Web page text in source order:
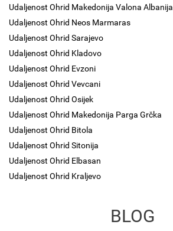
Udaljenost Ohrid Makedonija Valona Albanija
Udaljenost Ohrid Neos Marmaras
Udaljenost Ohrid Sarajevo
Udaljenost Ohrid Kladovo
Udaljenost Ohrid Evzoni
Udaljenost Ohrid Vevcani
Udaljenost Ohrid Osijek
Udaljenost Ohrid Makedonija Parga Grčka
Udaljenost Ohrid Bitola
Udaljenost Ohrid Sitonija
Udaljenost Ohrid Elbasan
Udaljenost Ohrid Kraljevo
BLOG